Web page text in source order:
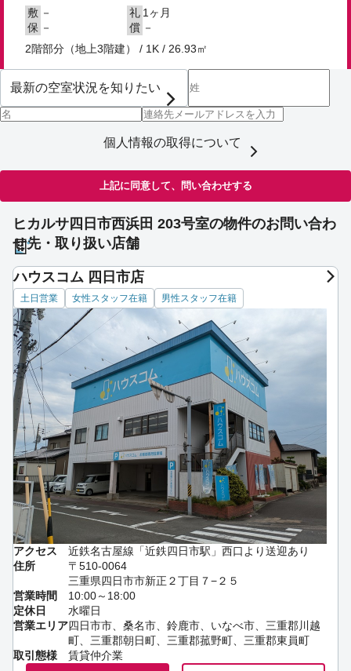
敷 － 礼 1ヶ月
保 － 償 －
2階部分（地上3階建） / 1K / 26.93㎡
個人情報の取得について
上記に同意して、問い合わせする
ヒカルサ四日市西浜田 203号室の物件のお問い合わ
せ先・取り扱い店舗
ハウスコム 四日市店
土日営業 女性スタッフ在籍 男性スタッフ在籍
アクセス
近鉄名古屋線「近鉄四日市駅」西口より送迎あり
住所
〒510-0064
三重県四日市市新正２丁目７−２５
営業時間
10:00～18:00
定休日
水曜日
営業エリア四日市市、桑名市、鈴鹿市、いなべ市、三重郡川越
町、三重郡朝日町、三重郡菰野町、三重郡東員町
取引態様
賃貸仲介業